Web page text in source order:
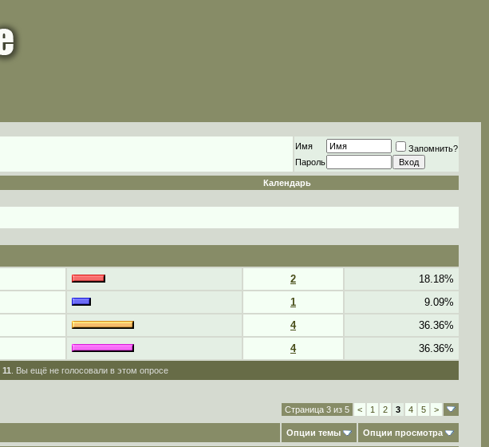
Имя
Запомнить?
Пароль
Календарь
2
18.18%
1
9.09%
4
36.36%
4 36.36%
11 . Вы ещё не голосовали в этом опросе
Страница 3 из 5 < 1 2 3 4 5 >
Опции темы Опции просмотра